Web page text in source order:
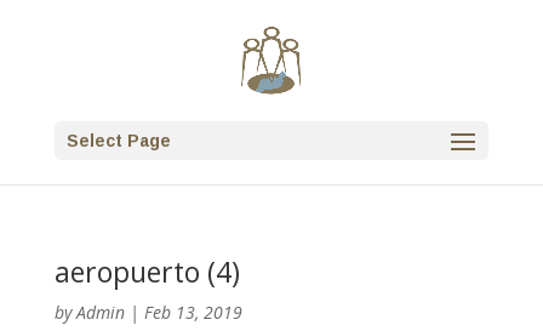
Select Page
aeropuerto (4)
byAdmin| Feb 13, 2019